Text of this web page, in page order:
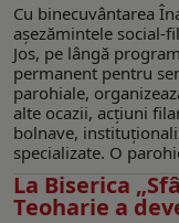
Cu binecuvântarea
aşezămintele social-
Jos, pe lângă
permanent pentru
parohiale,
alte ocazii, acţiuni
bolnave,
specializate. O
La Biserica
Teoharie a